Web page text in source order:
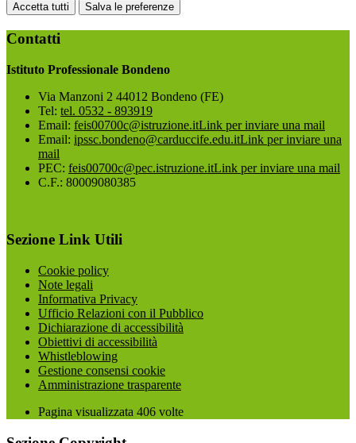
Accetta tutti Salva le preferenze
Contatti
Istituto Professionale Bondeno
Via Manzoni 2 44012 Bondeno (FE)
Tel: tel. 0532 - 893919
Email: feis00700c@istruzione.itLink per inviare una mail
Email: ipssc.bondeno@carduccife.edu.itLink per inviare una
mail
PEC: feis00700c@pec.istruzione.itLink per inviare una mail
C.F.: 80009080385
Sezione Link Utili
Cookie policy
Note legali
Informativa Privacy
Ufficio Relazioni con il Pubblico
Dichiarazione di accessibilità
Obiettivi di accessibilità
Whistleblowing
Gestione consensi cookie
Amministrazione trasparente
Pagina visualizzata 406 volte